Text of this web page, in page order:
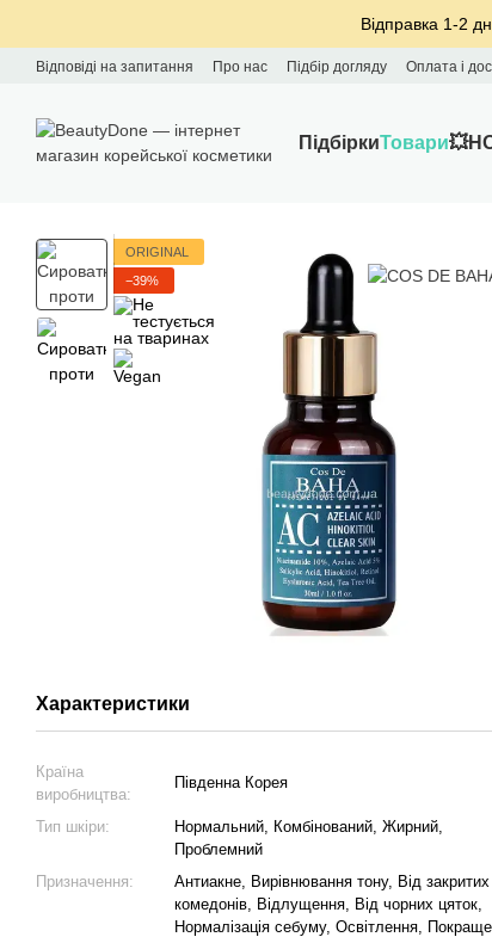
Відправка 1-2
Відповіді на запитання Про нас Підбір догляду Оплата і
ПідбіркиТовари
ORIGINAL
−39%
Характеристики
Країна
виробництва:
Південна Корея
Тип шкіри:
Нормальний, Комбінований, Жирний,
Проблемний
Призначення:
Антиакне, Вирівнювання тону, Від закритих
комедонів, Відлущення, Від чорних цяток,
Нормалізація себуму, Освітлення,